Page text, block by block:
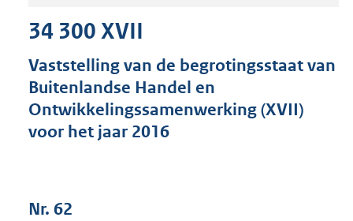
s
g
r
34 300 XVII
Vaststelling van de begrotingsstaat van
Buitenlandse Handel en
Ontwikkelingssamenwerking (XVII)
voor het jaar 2016
Nr. 62